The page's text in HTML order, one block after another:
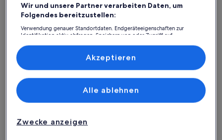
Ferienhaus Ferienwohnung/Apartment
Grünplan: Finde deine perfekte
Unterkunft
Weitere Infos zu Ferienhaus am See Weitere
Wir und unsere Partner verarbeiten Daten, um
Folgendes bereitzustellen:
Verwendung genauer Standortdaten. Endgeräteeigenschaften zur
Identifikation aktiv abfragen. Speichern von oder Zugriff auf
Inhalte, Messung von Werbeleistung und der Performance von Inhalten,
Zielgruppenforschung sowie Entwicklung und Verbesserung von
Liste der Partner (Lieferanten)
Zwecke anzeigen
Alle ablehnen
Akzeptieren